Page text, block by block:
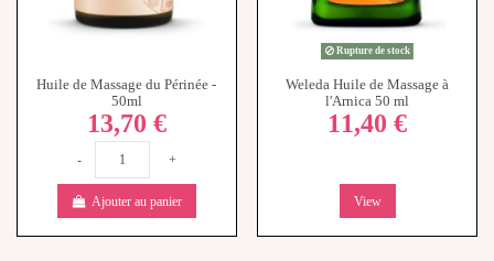
Huile de Massage du Périnée -
50ml
13,70 €
- +
Ajouter au panier
Rupture de stock
Weleda Huile de Massage à
l'Arnica 50 ml
11,40 €
View